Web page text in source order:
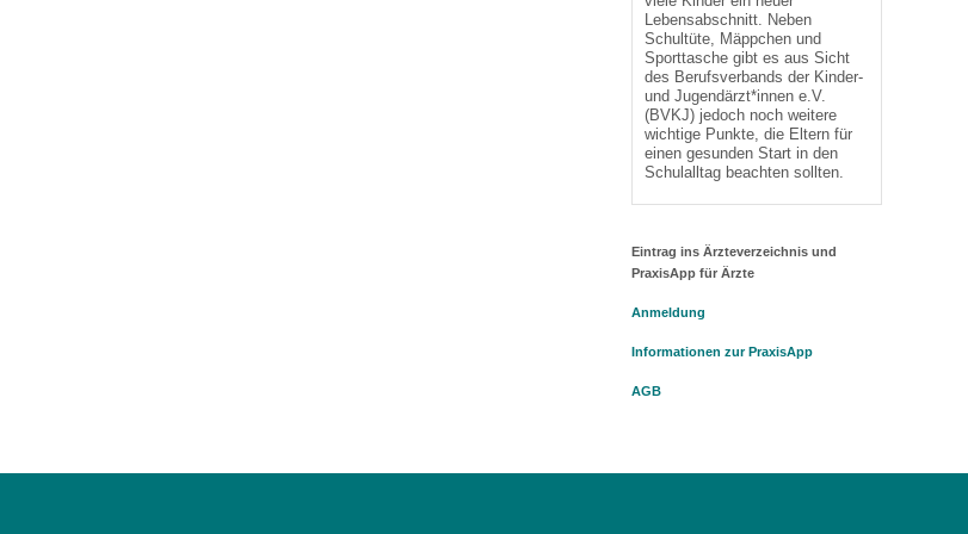
Lebensabschnitt. Neben
Schultüte, Mäppchen und
Sporttasche gibt es aus Sicht
des Berufsverbands der Kinder-
und Jugendärzt*innen e.V.
(BVKJ) jedoch noch weitere
wichtige Punkte, die Eltern für
einen gesunden Start in den
Schulalltag beachten sollten.
Eintrag ins Ärzteverzeichnis und
PraxisApp für Ärzte
Anmeldung
Informationen zur PraxisApp
AGB